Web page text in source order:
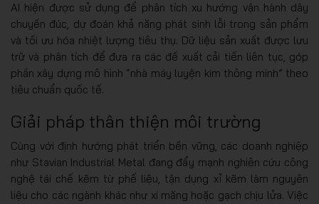
AI hiện được sử dụng để phân tích xu hướng vận hành dây
chuyền đúc, dự đoán khả năng phát sinh lỗi trong sản phẩm
và tối ưu hóa nhiệt lượng tiêu thụ. Dữ liệu sản xuất được lưu
trữ và phân tích để đưa ra các đề xuất cải tiến liên tục, góp
phần xây dựng mô hình “nhà máy luyện kim thông minh” theo
tiêu chuẩn quốc tế.
Giải pháp thân thiện môi trường
Cùng với định hướng phát triển bền vững, các doanh nghiệp
như Stavian Industrial Metal đang đẩy mạnh nghiên cứu công
nghệ tái chế kẽm từ phế liệu, tận dụng xỉ kẽm làm nguyên
liệu cho các ngành khác như xi măng hoặc gạch chịu lửa. Việc